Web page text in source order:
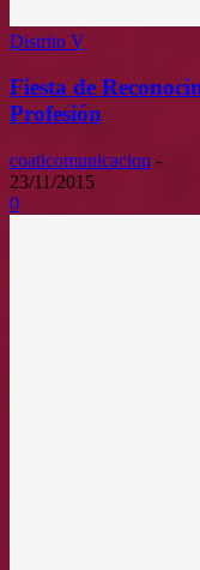
Distrito V
Fiesta de
Profesión
coaticomunicacion -
23/11/2015
0